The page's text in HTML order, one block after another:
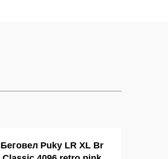
Беговел Puky LR XL Br